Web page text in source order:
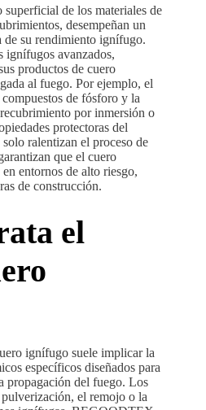
de los materiales de
desempeñan un
de su rendimiento ignífugo.
ignífugos avanzados,
productos de cuero
al fuego. Por ejemplo, el
de fósforo y la
por inmersión o
protectoras del
ralentizan el proceso de
que el cuero
entornos de alto riesgo,
de construcción.
el
ignífugo suele implicar la
específicos diseñados para
propagación del fuego. Los
el remojo o la